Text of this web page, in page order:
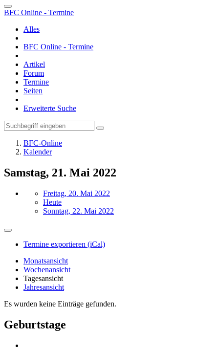
BFC Online - Termine
Alles
BFC Online - Termine
Artikel
Forum
Termine
Seiten
Erweiterte Suche
BFC-Online
Kalender
Samstag, 21. Mai 2022
Freitag, 20. Mai 2022
Heute
Sonntag, 22. Mai 2022
Termine exportieren (iCal)
Monatsansicht
Wochenansicht
Tagesansicht
Jahresansicht
Es wurden keine Einträge gefunden.
Geburtstage